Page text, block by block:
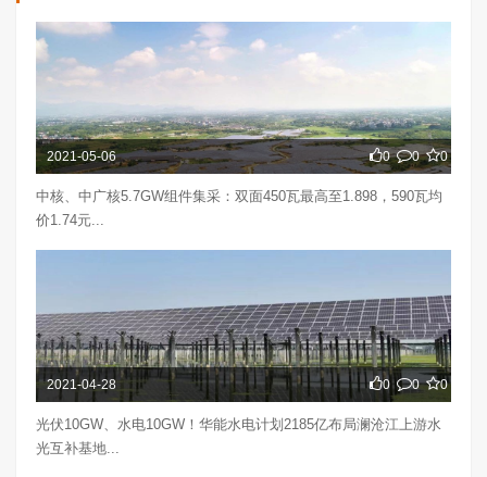
2021-05-06 0 0 0
中核、中广核5.7GW组件集采：双面450瓦最高至1.898，590瓦均
价1.74元...
2021-04-28 0 0 0
光伏10GW、水电10GW！华能水电计划2185亿布局澜沧江上游水
光互补基地...